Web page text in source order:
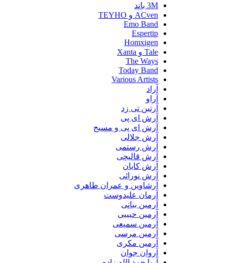
3M باند
ACven و TEYHO
Emo Band
Espertip
Homxigen
Tale و Xanta
The Ways
Today Band
Various Artists
آراد
آراو
آرتین تی زد
آرش ای پی
آرش ای پی و مسیح
آرش جلالی
آرش رستمی
آرش قالیچی
آرش کایان
آرش نورائی
آرشاوین و عمران طاهری
آرمان علیدوست
آرمین بیانی
آرمین حبیبی
آرمین سمیعی
آرمین مرسی
آرمین مکری
آروان جوان